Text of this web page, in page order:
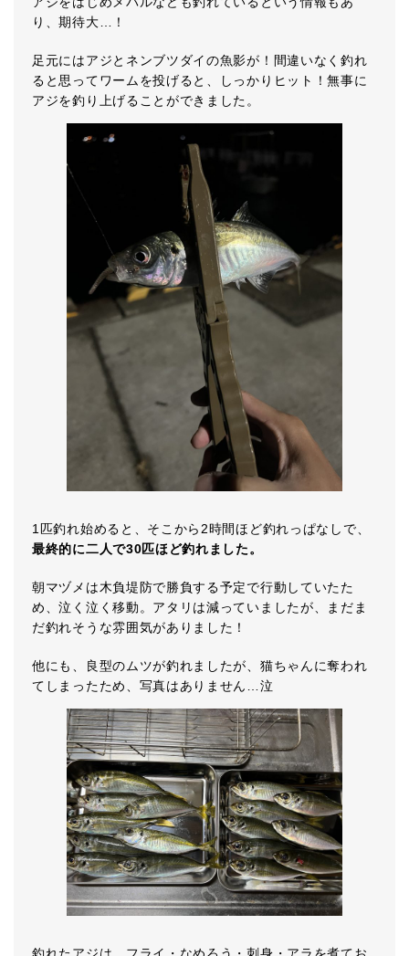
り、期待大…！
足元にはアジとネンブツダイの魚影が！間違いなく釣れ
ると思ってワームを投げると、しっかりヒット！無事に
アジを釣り上げることができました。
1匹釣れ始めると、そこから2時間ほど釣れっぱなしで、
最終的に二人で30匹ほど釣れました。
朝マヅメは木負堤防で勝負する予定で行動していたた
め、泣く泣く移動。アタリは減っていましたが、まだま
だ釣れそうな雰囲気がありました！
他にも、良型のムツが釣れましたが、猫ちゃんに奪われ
てしまったため、写真はありません…泣